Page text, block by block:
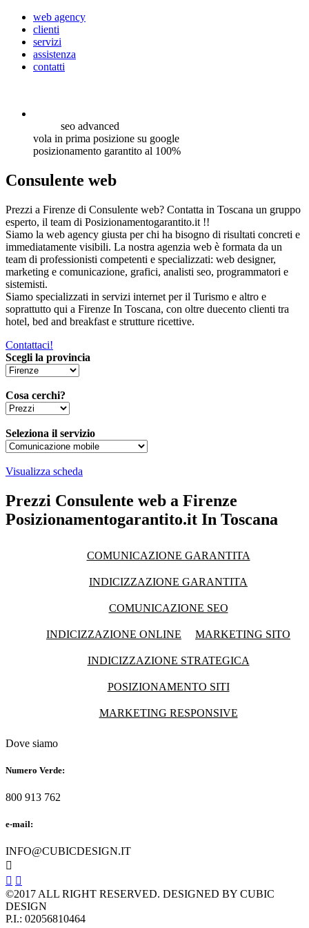
web agency
clienti
servizi
assistenza
contatti
seo advanced
vola in prima posizione su google
posizionamento garantito al 100%
Consulente web
Prezzi a Firenze di Consulente web? Contatta in Toscana un gruppo
esperto, il team di Posizionamentogarantito.it !!
Siamo la web agency giusta per chi ha bisogno di risultati concreti e
immediatamente visibili. La nostra agenzia web è formata da un
team di professionisti competenti e specializzati: web designer,
marketing e comunicazione, grafici, analisti seo, programmatori e
sistemisti.
Siamo specializzati in servizi internet per il Turismo e altro e
soprattutto qui a Firenze In Toscana, con oltre duecento clienti tra
hotel, bed and breakfast e strutture ricettive.
Contattaci!
Scegli la provincia
Cosa cerchi?
Seleziona il servizio
Visualizza scheda
Prezzi Consulente web a Firenze
Posizionamentogarantito.it In Toscana
COMUNICAZIONE GARANTITA
INDICIZZAZIONE GARANTITA
COMUNICAZIONE SEO
INDICIZZAZIONE ONLINE MARKETING SITO
INDICIZZAZIONE STRATEGICA
POSIZIONAMENTO SITI
MARKETING RESPONSIVE
Dove siamo
Numero Verde:
800 913 762
e-mail:
INFO@CUBICDESIGN.IT

 
©2017 ALL RIGHT RESERVED. DESIGNED BY CUBIC
DESIGN
P.I.: 02056810464